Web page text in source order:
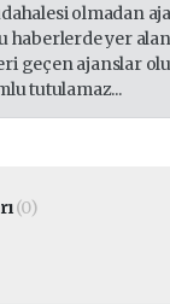
olmadan
haberlerde yer
geçen ajanslar
tutulamaz...
(0)